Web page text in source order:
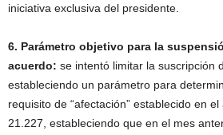
iniciativa exclusiva del presidente.
6. Parámetro objetivo para la
acuerdo: se intentó limitar la suscripción
estableciendo un parámetro para
requisito de “afectación” establecido en
21.227, estableciendo que en el mes